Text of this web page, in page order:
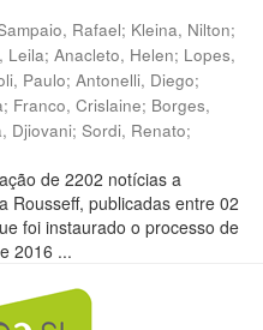
Rafael; Kleina, Nilton;
Leila; Anacleto, Helen; Lopes,
Paulo; Antonelli, Diego;
; Franco, Crislaine; Borges,
Djiovani; Sordi, Renato;
de 2202 notícias a
Rousseff, publicadas entre 02
foi instaurado o processo de
2016 ...